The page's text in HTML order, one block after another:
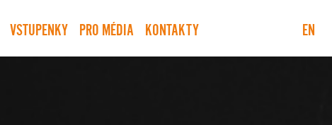
VSTUPENKY PRO MÉDIA KONTAKTY EN